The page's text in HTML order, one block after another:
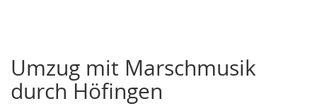
Umzug mit Marschmusik
durch Höfingen